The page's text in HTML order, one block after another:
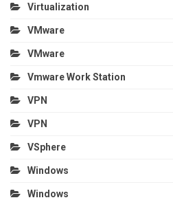
Virtualization
VMware
VMware
Vmware Work Station
VPN
VPN
VSphere
Windows
Windows